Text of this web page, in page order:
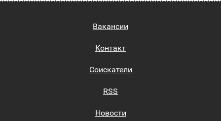
Вакансии
Контакт
Соискатели
RSS
Новости